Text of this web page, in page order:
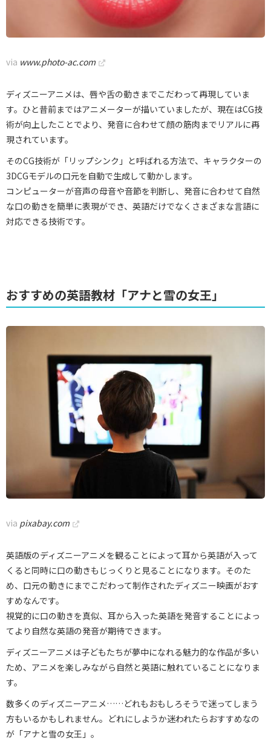
via www.photo-ac.com
ディズニーアニメは、唇や舌の動きまでこだわって再現していま
す。ひと昔前まではアニメーターが描いていましたが、現在はCG技
術が向上したことでより、発音に合わせて顔の筋肉までリアルに再
現されています。
そのCG技術が「リップシンク」と呼ばれる方法で、キャラクターの
3DCGモデルの口元を自動で生成して動かします。
コンピューターが音声の母音や音節を判断し、発音に合わせて自然
な口の動きを簡単に表現ができ、英語だけでなくさまざまな言語に
対応できる技術です。
おすすめの英語教材「アナと雪の女王」
via pixabay.com
英語版のディズニーアニメを観ることによって耳から英語が入って
くると同時に口の動きもじっくりと見ることになります。そのた
め、口元の動きにまでこだわって制作されたディズニー映画がおす
すめなんです。
視覚的に口の動きを真似、耳から入った英語を発音することによっ
てより自然な英語の発音が期待できます。
ディズニーアニメは子どもたちが夢中になれる魅力的な作品が多い
ため、アニメを楽しみながら自然と英語に触れていることになりま
す。
数多くのディズニーアニメ……どれもおもしろそうで迷ってしまう
方もいるかもしれません。どれにしようか迷われたらおすすめなの
が「アナと雪の女王」。